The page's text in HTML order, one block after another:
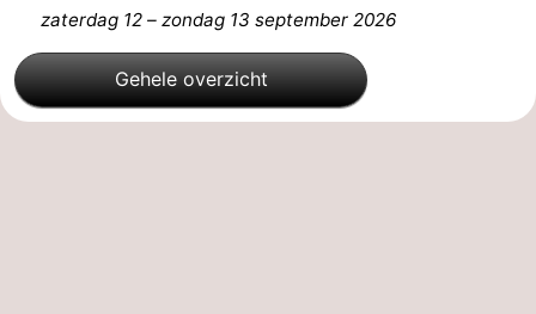
zaterdag 12 – zondag 13 september 2026
Gehele overzicht